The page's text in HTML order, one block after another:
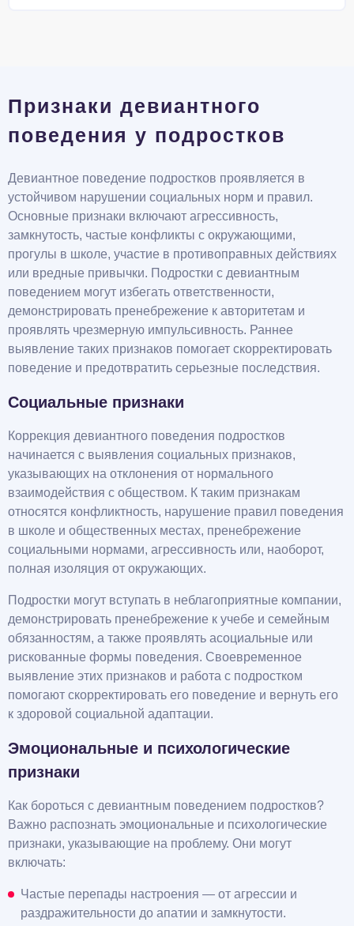
Признаки девиантного
поведения у подростков
Девиантное поведение подростков проявляется в
устойчивом нарушении социальных норм и правил.
Основные признаки включают агрессивность,
замкнутость, частые конфликты с окружающими,
прогулы в школе, участие в противоправных действиях
или вредные привычки. Подростки с девиантным
поведением могут избегать ответственности,
демонстрировать пренебрежение к авторитетам и
проявлять чрезмерную импульсивность. Раннее
выявление таких признаков помогает скорректировать
поведение и предотвратить серьезные последствия.
Социальные признаки
Коррекция девиантного поведения подростков
начинается с выявления социальных признаков,
указывающих на отклонения от нормального
взаимодействия с обществом. К таким признакам
относятся конфликтность, нарушение правил поведения
в школе и общественных местах, пренебрежение
социальными нормами, агрессивность или, наоборот,
полная изоляция от окружающих.
Подростки могут вступать в неблагоприятные компании,
демонстрировать пренебрежение к учебе и семейным
обязанностям, а также проявлять асоциальные или
рискованные формы поведения. Своевременное
выявление этих признаков и работа с подростком
помогают скорректировать его поведение и вернуть его
к здоровой социальной адаптации.
Эмоциональные и психологические
признаки
Как бороться с девиантным поведением подростков?
Важно распознать эмоциональные и психологические
признаки, указывающие на проблему. Они могут
включать:
Частые перепады настроения — от агрессии и
раздражительности до апатии и замкнутости.